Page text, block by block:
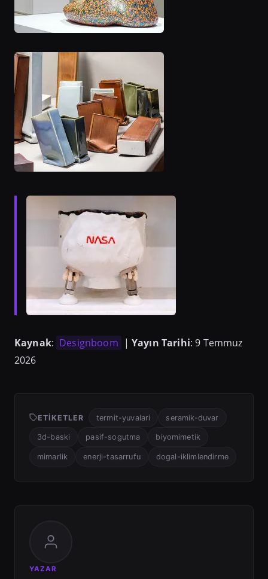
Kaynak: Designboom | Yayın Tarihi: 9 Temmuz
2026
ETIKETLER termit-yuvalari seramik-duvar
3d-baski pasif-sogutma biyomimetik
mimarlik enerji-tasarrufu dogal-iklimlendirme
YAZAR